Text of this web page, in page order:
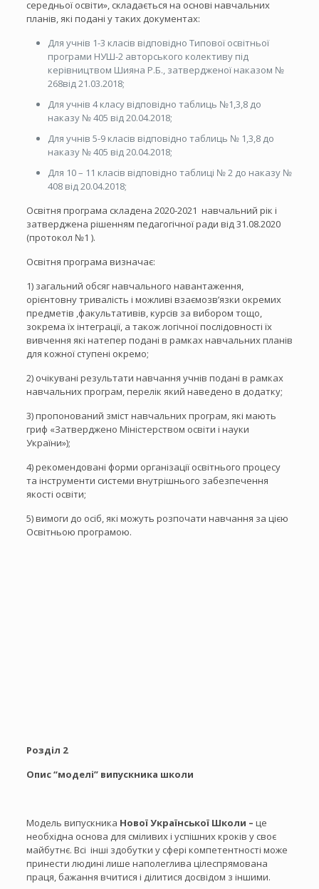
середньої освіти», складається на основі навчальних
планів, які подані у таких документах:
Для учнів 1-3 класів відповідно Типової освітньої
програми НУШ-2 авторського колективу під
керівництвом Шияна Р.Б., затвердженої наказом №
268від 21.03.2018;
Для учнів 4 класу відповідно таблиць №1,3,8 до
наказу № 405 від 20.04.2018;
Для учнів 5-9 класів відповідно таблиць № 1,3,8 до
наказу № 405 від 20.04.2018;
Для 10 – 11 класів відповідно таблиці № 2 до наказу №
408 від 20.04.2018;
Освітня програма складена 2020-2021 навчальний рік і
затверджена рішенням педагогічної ради від 31.08.2020
(протокол №1 ).
Освітня програма визначає:
1) загальний обсяг навчального навантаження,
орієнтовну тривалість і можливі взаємозв’язки окремих
предметів ,факультативів, курсів за вибором тощо,
зокрема їх інтеграції, а також логічної послідовності їх
вивчення які натепер подані в рамках навчальних планів
для кожної ступені окремо;
2) очікувані результати навчання учнів подані в рамках
навчальних програм, перелік який наведено в додатку;
3) пропонований зміст навчальних програм, які мають
гриф «Затверджено Міністерством освіти і науки
України»);
4) рекомендовані форми організації освітнього процесу
та інструменти системи внутрішнього забезпечення
якості освіти;
5) вимоги до осіб, які можуть розпочати навчання за цією
Освітньою програмою.
Розділ 2
Опис “моделі” випускника школи
Модель випускника Нової Української Школи – це
необхідна основа для сміливих і успішних кроків у своє
майбутнє. Всі інші здобутки у сфері компетентності може
принести людині лише наполеглива цілеспрямована
праця, бажання вчитися і ділитися досвідом з іншими.